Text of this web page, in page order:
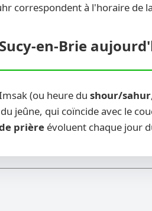
correspondent à l'horaire de la
en-Brie
(ou heure du shour/sahur
jeûne, qui coïncide avec le
prière évoluent chaque jour